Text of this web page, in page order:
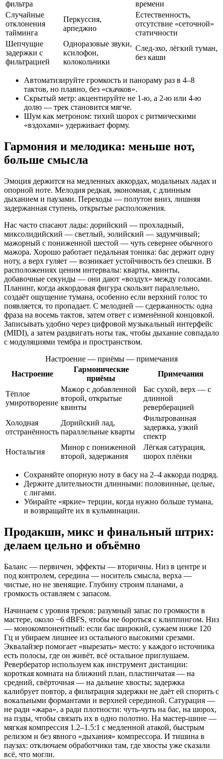
фильтра
времени
Случайные
отклонения
тайминга
Перкуссия,
арпеджио
Естественность,
отсутствие «сеточной»
статичности
Шепчущие
задержки с
фильтрацией
Одноразовые звуки,
ксилофон,
колокольчики
След‑эхо, лёгкий туман,
без каши
Автоматизируйте громкость и панораму раз в 4–8
тактов, но плавно, без «скачков».
Скрытый метр: акцентируйте не 1‑ю, а 2‑ю или 4‑ю
долю — трек становится мягче.
Шум как метроном: тихий шорох с ритмическими
«вздохами» удерживает форму.
Гармония и мелодика: меньше нот,
больше смысла
Эмоция держится на медленных аккордах, модальных ладах и
опорной ноте. Мелодия редкая, экономная, с длинным
дыханием и паузами. Переходы — полутон вниз, лишняя
задержанная ступень, открытые расположения.
Нас часто спасают лады: дорийский — прохладный,
миксолидийский — светлый, эолийский — задумчивый;
мажорный с пониженной шестой — чуть севернее обычного
мажора. Хорошо работает педальная тоника: бас держит одну
ноту, а верх гуляет — возникает устойчивость без спешки. В
расположениях ценим интервалы: кварты, квинты,
добавочные секунды — они дают «воздух» между голосами.
Планинг, когда аккордовая фигура скользит параллельно,
создаёт ощущение тумана, особенно если верхний голос то
появляется, то пропадает. С мелодией — сдержанность: одна
фраза на восемь тактов, затем ответ с изменённой концовкой.
Записывать удобно через цифровой музыкальный интерфейс
(MIDI), а затем раздвигать ноты так, чтобы дыхание совпадало
с модуляциями тембра и пространством.
Настроение — приёмы — примечания
Настроение
Гармонические
приёмы
Примечания
Тёплое
умиротворение
Мажор с добавленной
второй, открытые
квинты
Бас сухой, верх — с
длинной
реверберацией
Холодная
отстранённость
Дорийский лад,
параллельные кварты
Фильтрованная
задержка, узкий
спектр
Ностальгия
Минор с пониженной
второй, задержания
Лёгкая сатурация,
шорох плёнки
Сохраняйте опорную ноту в басу на 2–4 аккорда подряд.
Держите длительности длинными: половинные, целые,
с лигами.
Убирайте «яркие» терции, когда нужно больше тумана,
и возвращайте их в кульминации.
Продакшн, микс и финальный штрих:
делаем цельно и объёмно
Баланс — первичен, эффекты — вторичны. Низ в центре и
под контролем, середина — носитель смысла, верха —
чистые, но не звенящие. Глубину строим планами, а
громкость оставляем с запасом.
Начинаем с уровня треков: разумный запас по громкости в
мастере, около −6 dBFS, чтобы не бороться с клиппингом. Низ
— монокомпонентный: если бас широкий, сужаем ниже 120
Гц и убираем лишнее из остального высокими срезами.
Эквалайзер помогает «вырезать» место: у каждого источника
есть полосы, где он живёт, всё остальное приглушаем.
Ревербератор используем как инструмент дистанции:
короткая комната на ближний план, пластинчатая — на
средний, свёрточная — на дальние хвосты; задержка
калибрует повтор, а фильтрация задержки не даёт ей спорить с
вокальными формантами и верхней серединой. Сатурация —
не ради «жара», а ради плотности: чуть‑чуть на бас, на шорох,
на пэды, чтобы связать их в одно полотно. На мастер‑шине —
мягкая компрессия 1.2–1.5:1 с медленной атакой, быстрым
релизом и без явного «дыхания» компрессора. И тишина в
паузах: отключаем обработчики там, где хвосты уже сказали
всё, что могли.